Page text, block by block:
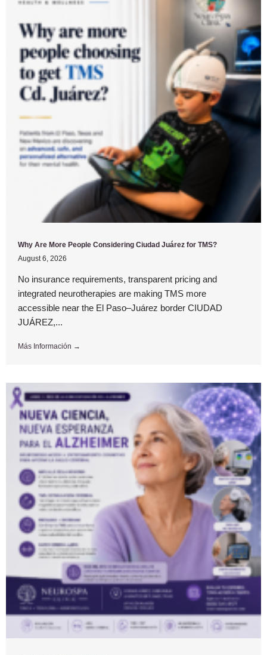
Why Are More People Considering Ciudad Juárez for TMS?
August 6, 2026
No insurance requirements, transparent pricing and
integrated neurotherapies are making TMS more
accessible near the El Paso–Juárez border CIUDAD
JUÁREZ,...
Más Información →